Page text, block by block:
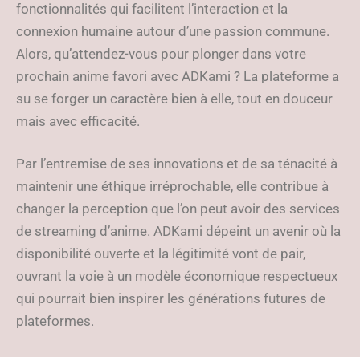
fonctionnalités qui facilitent l’interaction et la
connexion humaine autour d’une passion commune.
Alors, qu’attendez-vous pour plonger dans votre
prochain anime favori avec ADKami ? La plateforme a
su se forger un caractère bien à elle, tout en douceur
mais avec efficacité.
Par l’entremise de ses innovations et de sa ténacité à
maintenir une éthique irréprochable, elle contribue à
changer la perception que l’on peut avoir des services
de streaming d’anime. ADKami dépeint un avenir où la
disponibilité ouverte et la légitimité vont de pair,
ouvrant la voie à un modèle économique respectueux
qui pourrait bien inspirer les générations futures de
plateformes.